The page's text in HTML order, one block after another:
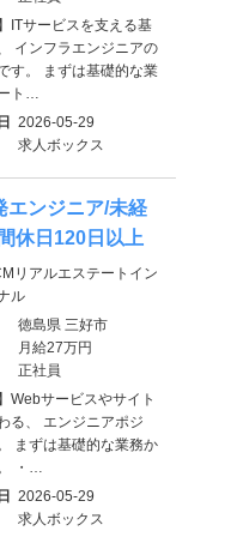
ITサービスを支える基
インフラエンジニアの
す。 まずは基礎的な業
ト…
2026-05-29
求人ボックス
エンジニア/未経
休日120日以上
リアルエステートイン
ル
徳島県 三好市
月給27万円
正社員
Webサービスやサイト
る、 エンジニアポジ
まずは基礎的な業務か
・…
2026-05-29
求人ボックス